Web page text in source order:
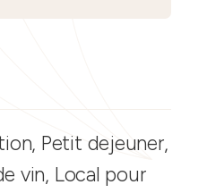
Petit dejeuner,
vin, Local pour